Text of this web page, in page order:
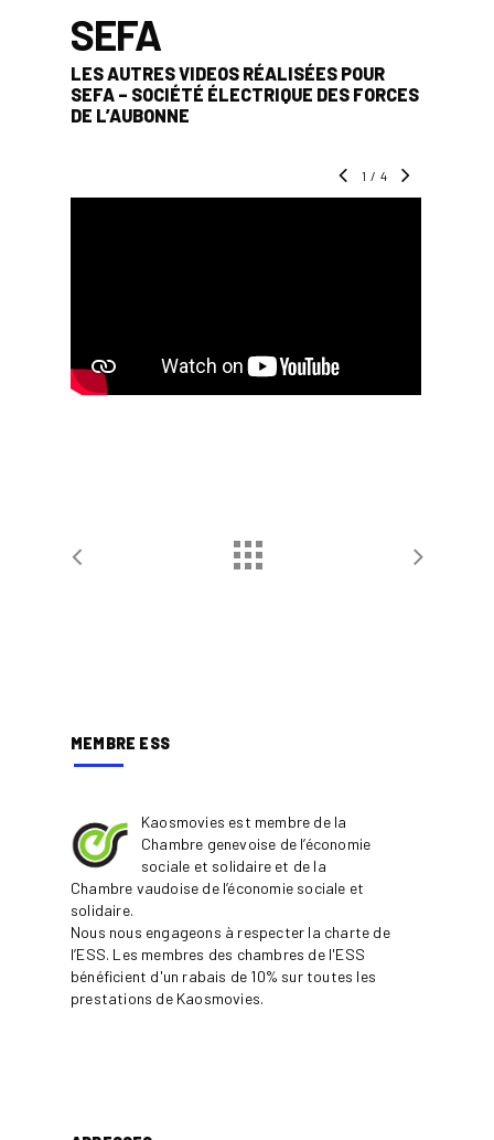
SEFA
LES AUTRES VIDEOS RÉALISÉES POUR
SEFA – SOCIÉTÉ ÉLECTRIQUE DES FORCES
DE L’AUBONNE
1 / 4
MEMBRE ESS
Kaosmovies est membre de la
Chambre genevoise de l’économie
sociale et solidaire et de la
Chambre vaudoise de l’économie sociale et
solidaire.
Nous nous engageons à respecter la charte de
l’ESS. Les membres des chambres de l'ESS
bénéficient d'un rabais de 10% sur toutes les
prestations de Kaosmovies.